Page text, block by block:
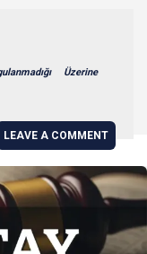
Üzerine
LEAVE A COMMENT